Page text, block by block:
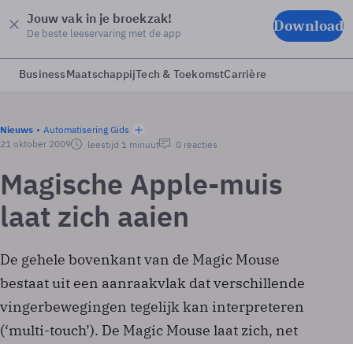
Jouw vak in je broekzak!
De beste leeservaring met de app Download
BusinessMaatschappijTech & ToekomstCarrière
Nieuws
Automatisering Gids
21 oktober 2009
leestijd 1 minuut 0 reacties
Magische Apple-muis
laat zich aaien
De gehele bovenkant van de Magic Mouse
bestaat uit een aanraakvlak dat verschillende
vingerbewegingen tegelijk kan interpreteren
(‘multi-touch’). De Magic Mouse laat zich, net